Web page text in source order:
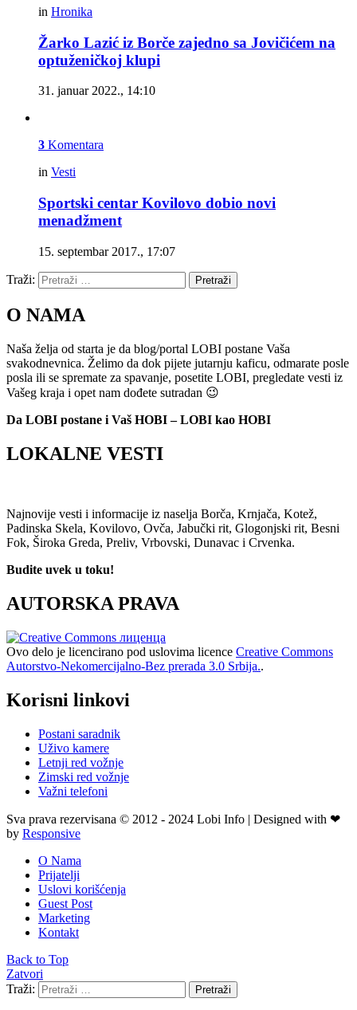
in Hronika
Žarko Lazić iz Borče zajedno sa Jovičićem na
optuženičkoj klupi
31. januar 2022., 14:10
3 Komentara
in Vesti
Sportski centar Kovilovo dobio novi
menadžment
15. septembar 2017., 17:07
Traži: Pretraži
O NAMA
Naša želja od starta je da blog/portal LOBI postane Vaša
svakodnevnica. Želimo da dok pijete jutarnju kaficu, odmarate posle
posla ili se spremate za spavanje, posetite LOBI, pregledate vesti iz
Vašeg kraja i opet nam dođete sutradan 😉
Da LOBI postane i Vaš HOBI – LOBI kao HOBI
LOKALNE VESTI
Najnovije vesti i informacije iz naselja Borča, Krnjača, Kotež,
Padinska Skela, Kovilovo, Ovča, Jabučki rit, Glogonjski rit, Besni
Fok, Široka Greda, Preliv, Vrbovski, Dunavac i Crvenka.
Budite uvek u toku!
AUTORSKA PRAVA
Ovo delo je licencirano pod uslovima licence Creative Commons
Autorstvo-Nekomercijalno-Bez prerada 3.0 Srbija..
Korisni linkovi
Postani saradnik
Uživo kamere
Letnji red vožnje
Zimski red vožnje
Važni telefoni
Sva prava rezervisana © 2012 - 2024 Lobi Info | Designed with ❤
by Responsive
O Nama
Prijatelji
Uslovi korišćenja
Guest Post
Marketing
Kontakt
Back to Top
Zatvori
Traži:
Pretraži